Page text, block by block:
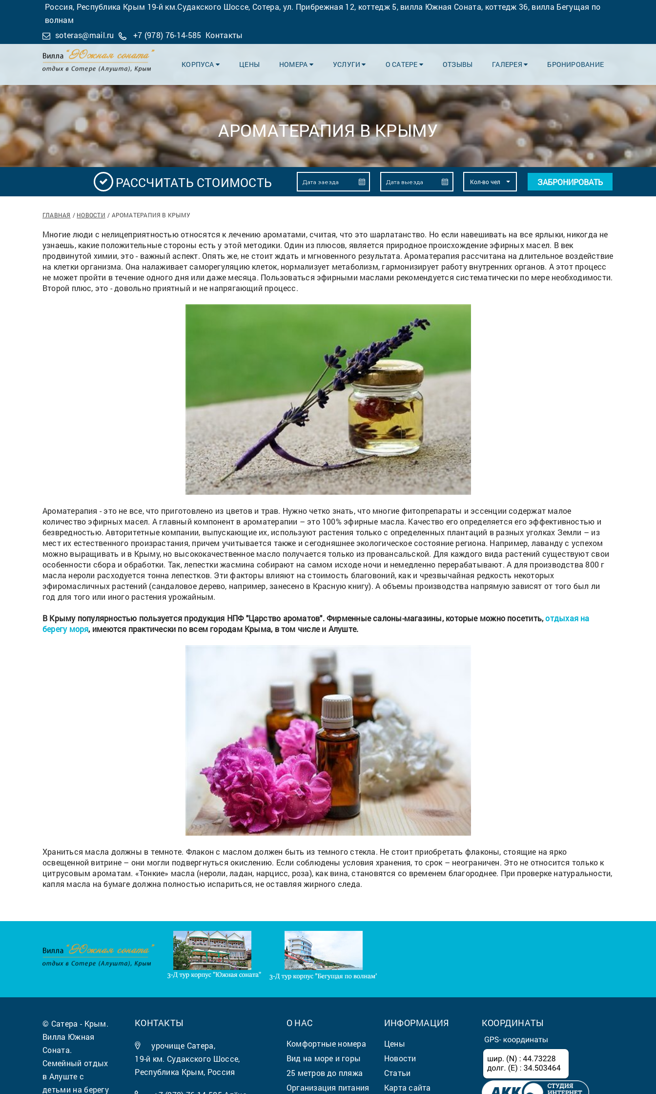
Россия, Республика Крым 19-й км.Судакского Шоссе, Сотера, ул. Прибрежная 12, коттедж 5, вилла Южная Соната, коттедж 36, вилла Бегущая по
волнам
soteras@mail.ru
+7 (978) 76-14-585 Контакты
КОРПУСА ЦЕНЫ НОМЕРА УСЛУГИ О САТЕРЕ ОТЗЫВЫ ГАЛЕРЕЯ БРОНИРОВАНИЕ
АРОМАТЕРАПИЯ В КРЫМУ
РАССЧИТАТЬ СТОИМОСТЬ Кол-во чел ЗАБРОНИРОВАТЬ
ГЛАВНАЯ НОВОСТИ АРОМАТЕРАПИЯ В КРЫМУ
Многие люди с нелицеприятностью относятся к лечению ароматами, считая, что это шарлатанство. Но если навешивать на все ярлыки, никогда не
узнаешь, какие положительные стороны есть у этой методики. Один из плюсов, является природное происхождение эфирных масел. В век
продвинутой химии, это - важный аспект. Опять же, не стоит ждать и мгновенного результата. Ароматерапия рассчитана на длительное воздействие
на клетки организма. Она налаживает саморегуляцию клеток, нормализует метаболизм, гармонизирует работу внутренних органов. А этот процесс
не может пройти в течение одного дня или даже месяца. Пользоваться эфирными маслами рекомендуется систематически по мере необходимости.
Второй плюс, это - довольно приятный и не напрягающий процесс.
Ароматерапия - это не все, что приготовлено из цветов и трав. Нужно четко знать, что многие фитопрепараты и эссенции содержат малое
количество эфирных масел. А главный компонент в ароматерапии – это 100% эфирные масла. Качество его определяется его эффективностью и
безвредностью. Авторитетные компании, выпускающие их, используют растения только с определенных плантаций в разных уголках Земли – из
мест их естественного произрастания, причем учитывается также и сегодняшнее экологическое состояние региона. Например, лаванду с успехом
можно выращивать и в Крыму, но высококачественное масло получается только из провансальской. Для каждого вида растений существуют свои
особенности сбора и обработки. Так, лепестки жасмина собирают на самом исходе ночи и немедленно перерабатывают. А для производства 800 г
масла нероли расходуется тонна лепестков. Эти факторы влияют на стоимость благовоний, как и чрезвычайная редкость некоторых
эфиромасличных растений (сандаловое дерево, например, занесено в Красную книгу). А объемы производства напрямую зависят от того был ли
год для того или иного растения урожайным.
В Крыму популярностью пользуется продукция НПФ "Царство ароматов". Фирменные салоны-магазины, которые можно посетить,отдыхая на
берегу моря, имеются практически по всем городам Крыма, в том числе и Алуште.
Храниться масла должны в темноте. Флакон с маслом должен быть из темного стекла. Не стоит приобретать флаконы, стоящие на ярко
освещенной витрине – они могли подвергнуться окислению. Если соблюдены условия хранения, то срок – неограничен. Это не относится только к
цитрусовым ароматам. «Тонкие» масла (нероли, ладан, нарцисс, роза), как вина, становятся со временем благороднее. При проверке натуральности,
капля масла на бумаге должна полностью испариться, не оставляя жирного следа.
© Сатера - Крым.
Вилла Южная
Соната.
Семейный отдых
в Алуште с
детьми на берегу
КОНТАКТЫ
урочище Сатера,
19-й км. Судакского Шоссе,
Республика Крым, Россия
О НАС
Комфортные номера
Вид на море и горы
25 метров до пляжа
Организация питания
ИНФОРМАЦИЯ
Цены
Новости
Статьи
Карта сайта
КООРДИНАТЫ